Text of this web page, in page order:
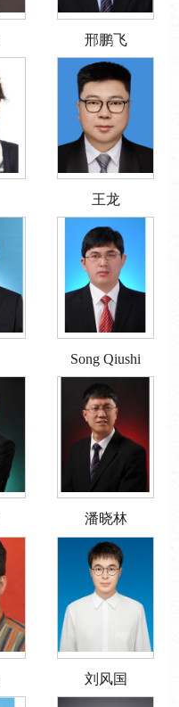
邢鹏飞
王龙
Song Qiushi
潘晓林
刘风国